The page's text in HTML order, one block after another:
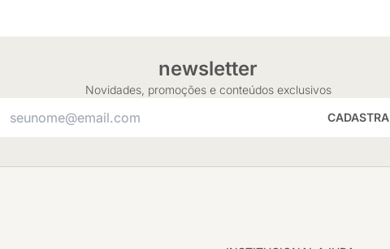
newsletter
Novidades, promoções e conteúdos exclusivos